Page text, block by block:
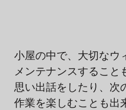
小屋の中で、大切なウ
メンテナンスすること
思い出話をしたり、次
作業を楽しむことも出